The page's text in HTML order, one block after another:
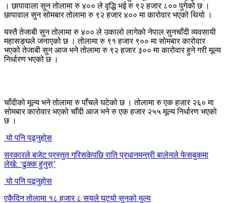
। छापावाला सुन तोलामा रु ४०० ले वृद्धि भई रु ९२ हजार ८०० पुगेको छ ।
छापावाल सुन सोमबार तोलामा रु ९२ हजार ४०० मा कारोवार भएको थियो ।
यस्तै तेजाबी सुन तोलामा रु ४०० ले उकालो लागेको नेपाल सुनचाँदी व्यवसायी
महासङ्घले जनाएको छ । तोलामा रु ९१ हजार ९०० मा सोमबार कारोवार
भएको तेजाबी सुन आज भने तोलामा रु ९२ हजार ३०० मा कारोवार हुने गरी मूल्य
निर्धारण भएको छ ।
चाँदीको मूल्य भने तोलामा रु पाँचले घटेको छ । तोलामा रु एक हजार २६० मा
सोमबार कारोवार भएको चाँदी आज भने रु एक हजार २५५ मूल्य निर्धारण भएको
छ ।
यो पनि पढ्नुहोस
सरकारले बजेट प्रस्तुत गरिसकेपछि राति प्रधानमन्त्री बालेनले फेसबुकमा
लेखे: ‘ढुक्क हुनुस्’
यो पनि पढ्नुहोस
एकैदिन तोलामा १८ हजार ८ सयले घट्यो सुनको मुल्य